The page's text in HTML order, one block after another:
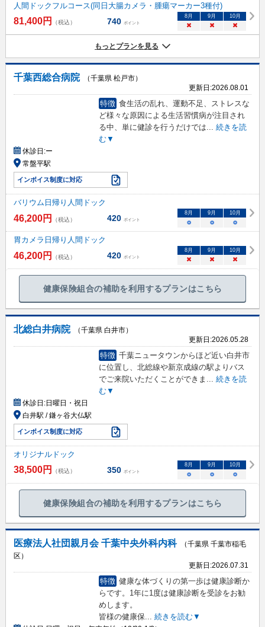
人間ドックフルコース(同日大腸カメラ・腫瘍マーカー3種付)
81,400円 （税込） 740 ポイント
8 月 9 月 10月
× × ×
もっとプランを見る
千葉西総合病院
（千葉県 松戸市）
更新日:2026.08.01
特徴 食生活の乱れ、運動不足、ストレスな
ど様々な原因による生活習慣病が注目され
る中、単に健診を行うだけでは... 続きを読
む▼
休診日:ー
常盤平駅
インボイス制度に対応
バリウム日帰り人間ドック
46,200円 （税込） 420 ポイント
8月 9月 10月
○ ○ ○
胃カメラ日帰り人間ドック
46,200円 （税込） 420 ポイント
8月 9月 10月
× × ×
健康保険組合の補助を利用するプランはこちら
北総白井病院
（千葉県 白井市）
更新日:2026.05.28
特徴 千葉ニュータウンからほど近い白井市
に位置し、北総線や新京成線の駅よりバス
でご来院いただくことができま
続きを読
む▼
休診日:日曜日・祝日
白井駅 / 鎌ヶ谷大仏駅
インボイス制度に対応
オリジナルドック
38,500円 （税込） 350 ポイント
8 月 9 月 10月
○ ○ ○
健康保険組合の補助を利用するプランはこちら
医療法人社団親月会 千葉中央外科内科
（千葉県 千葉市稲毛
区）
更新日:2026.07.31
特徴 健康な体づくりの第一歩は健康診断か
らです。1年に1度は健康診断を受診をお勧
めします。
皆様の健康保... 続きを読む▼